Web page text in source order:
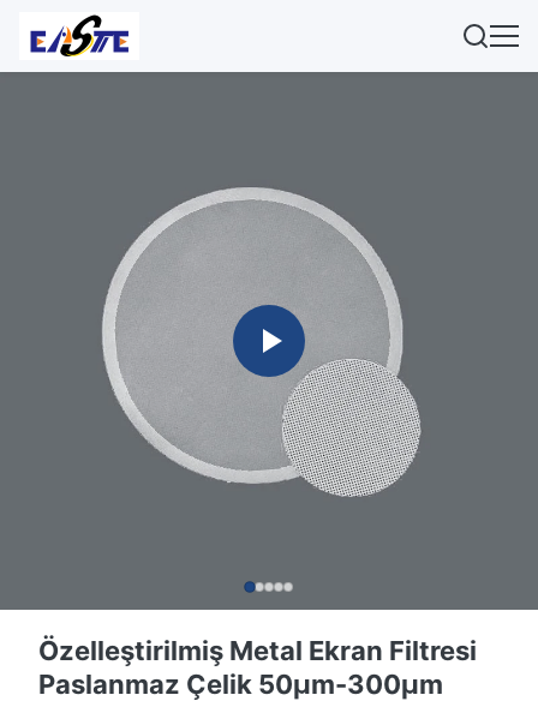
Özelleştirilmiş Metal Ekran Filtresi
Paslanmaz Çelik 50µm-300µm